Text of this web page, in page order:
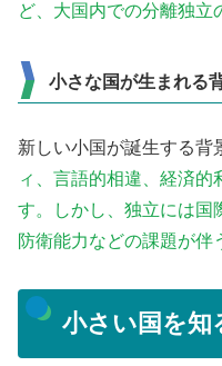
ど、大国内での分離独立
小さな国が生まれる
新しい小国が誕生する背
ィ、言語的相違、経済的
す。しかし、独立には国
防衛能力などの課題が伴
小さい国を知